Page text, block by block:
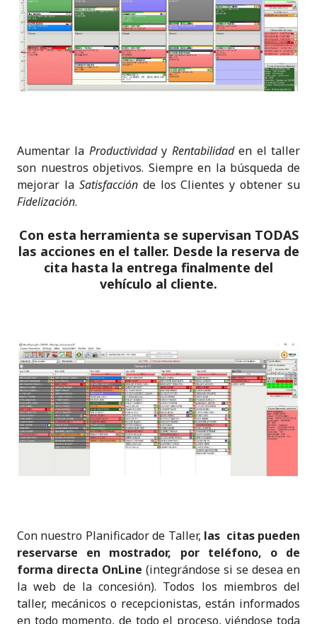
Aumentar la Productividady Rentabilidaden el taller
son nuestros objetivos. Siempre en la búsqueda de
mejorar la Satisfacciónde los Clientes y obtener su
Fidelización.
Con esta herramienta se supervisan TODAS
las acciones en el taller. Desde la reserva de
cita hasta la entrega finalmente del
vehículo al cliente.
Con nuestro Planificador de Taller, las citas pueden
reservarse en mostrador, por teléfono, o de
forma directa OnLine (integrándose si se desea en
la web de la concesión). Todos los miembros del
taller, mecánicos o recepcionistas, están informados
en todo momento, de todo el proceso, viéndose toda